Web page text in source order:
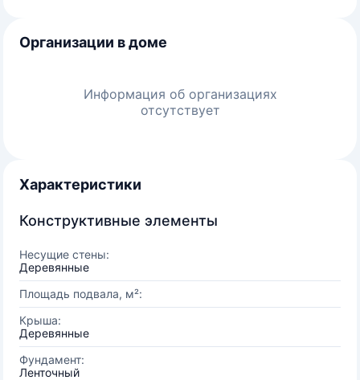
Организации в доме
Информация об организациях
отсутствует
Характеристики
Конструктивные элементы
Несущие стены:
Деревянные
Площадь подвала, м²:
Крыша:
Деревянные
Фундамент:
Ленточный